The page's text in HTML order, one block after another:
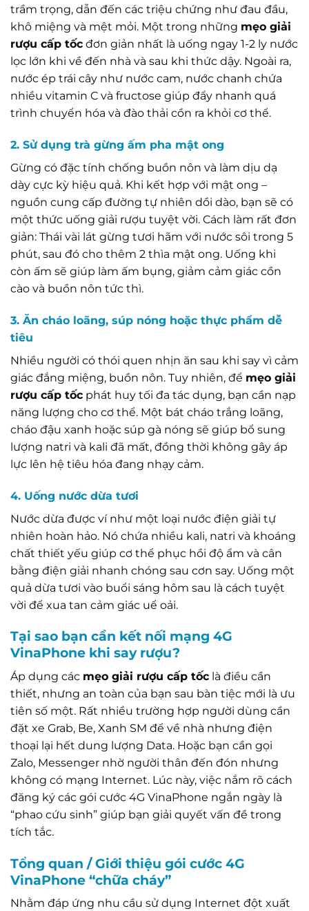
trầm trọng, dẫn đến các triệu chứng như đau đầu,
khô miệng và mệt mỏi. Một trong những mẹo giải
rượu cấp tốc đơn giản nhất là uống ngay 1-2 ly nước
lọc lớn khi về đến nhà và sau khi thức dậy. Ngoài ra,
nước ép trái cây như nước cam, nước chanh chứa
nhiều vitamin C và fructose giúp đẩy nhanh quá
trình chuyển hóa và đào thải cồn ra khỏi cơ thể.
2. Sử dụng trà gừng ấm pha mật ong
Gừng có đặc tính chống buồn nôn và làm dịu dạ
dày cực kỳ hiệu quả. Khi kết hợp với mật ong –
nguồn cung cấp đường tự nhiên dồi dào, bạn sẽ có
một thức uống giải rượu tuyệt vời. Cách làm rất đơn
giản: Thái vài lát gừng tươi hãm với nước sôi trong 5
phút, sau đó cho thêm 2 thìa mật ong. Uống khi
còn ấm sẽ giúp làm ấm bụng, giảm cảm giác cồn
cào và buồn nôn tức thì.
3. Ăn cháo loãng, súp nóng hoặc thực phẩm dễ
tiêu
Nhiều người có thói quen nhịn ăn sau khi say vì cảm
giác đắng miệng, buồn nôn. Tuy nhiên, để mẹo giải
rượu cấp tốc phát huy tối đa tác dụng, bạn cần nạp
năng lượng cho cơ thể. Một bát cháo trắng loãng,
cháo đậu xanh hoặc súp gà nóng sẽ giúp bổ sung
lượng natri và kali đã mất, đồng thời không gây áp
lực lên hệ tiêu hóa đang nhạy cảm.
4. Uống nước dừa tươi
Nước dừa được ví như một loại nước điện giải tự
nhiên hoàn hảo. Nó chứa nhiều kali, natri và khoáng
chất thiết yếu giúp cơ thể phục hồi độ ẩm và cân
bằng điện giải nhanh chóng sau cơn say. Uống một
quả dừa tươi vào buổi sáng hôm sau là cách tuyệt
vời để xua tan cảm giác uể oải.
Tại sao bạn cần kết nối mạng 4G
VinaPhone khi say rượu?
Áp dụng các mẹo giải rượu cấp tốc là điều cần
thiết, nhưng an toàn của bạn sau bàn tiệc mới là ưu
tiên số một. Rất nhiều trường hợp người dùng cần
đặt xe Grab, Be, Xanh SM để về nhà nhưng điện
thoại lại hết dung lượng Data. Hoặc bạn cần gọi
Zalo, Messenger nhờ người thân đến đón nhưng
không có mạng Internet. Lúc này, việc nắm rõ cách
đăng ký các gói cước 4G VinaPhone ngắn ngày là
“phao cứu sinh” giúp bạn giải quyết vấn đề trong
tích tắc.
Tổng quan / Giới thiệu gói cước 4G
VinaPhone “chữa cháy”
Nhằm đáp ứng nhu cầu sử dụng Internet đột xuất